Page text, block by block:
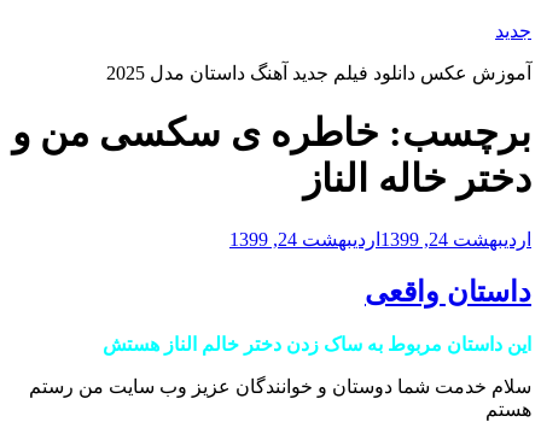
رفتن
محتوا
جدید
آموزش عکس دانلود فیلم جدید آهنگ داستان مدل 2025
برچسب: خاطره ی سکسی من و
دختر خاله الناز
نوشته‌شده
اردیبهشت 24, 1399 اردیبهشت 24, 1399
داستان واقعی
این داستان مربوط به ساک زدن دختر خالم الناز هستش
سلام خدمت شما دوستان و خوانندگان عزیز وب سایت من رستم
هستم